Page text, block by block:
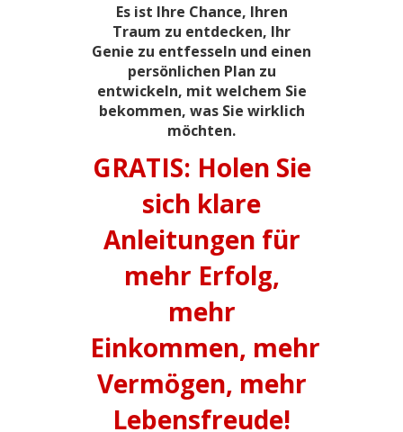
Es ist Ihre Chance, Ihren
Traum zu entdecken, Ihr
Genie zu entfesseln und einen
persönlichen Plan zu
entwickeln, mit welchem Sie
bekommen, was Sie wirklich
möchten.
GRATIS: Holen Sie
sich klare
Anleitungen für
mehr Erfolg,
mehr
Einkommen, mehr
Vermögen, mehr
Lebensfreude!